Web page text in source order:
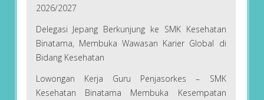
2026/2027
Delegasi Jepang Berkunjung ke SMK Kesehatan
Binatama, Membuka Wawasan Karier Global di
Bidang Kesehatan
Lowongan Kerja Guru Penjasorkes – SMK
Kesehatan Binatama Membuka Kesempatan